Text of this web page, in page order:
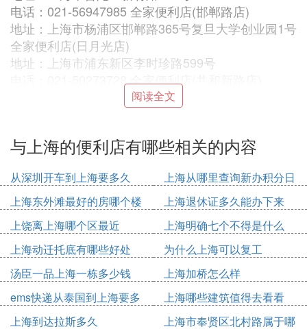
电话：021-56947985 全家便利店(邯郸路店)
地址：上海市杨浦区邯郸路365号复旦大学创业园1号
全家便利店(日月光店)
地址：上海市浦东新区李时珍路599号
电话：021-50273728 全家便利店(共和新路店)
地址：上海市闸北区共和新路1198号 全家便利店(英
电话：021-50484197 全家便利店(春城店)
电话：021-54494812 全家便利店福州店
地址：上海市福州路51号
电话：021-63210554
② 上海连锁便利店有哪些
哈哈 我最喜欢的是 全家。。。东西超级好吃。。。
看上去也干净 舒服 明亮
阅读全文
与上海的便利店有哪些相关的内容
从深圳开车到上海要多久
上海从哪里查询新办积分日
期
上海东外滩最好的房哪个楼
上海退休证多久能办下来
上饶离上海哪个区最近
上海明确七个不得是什么
上海动迁托底有哪些好处
为什么上海可以复工
汤臣一品上海一栋多少钱
上海加桥怎么样
ems快递从泰国到上海要多
久
上海哪些建筑值得去看看
上海到达拉斯多久
上海市奉贤区北村路属于哪